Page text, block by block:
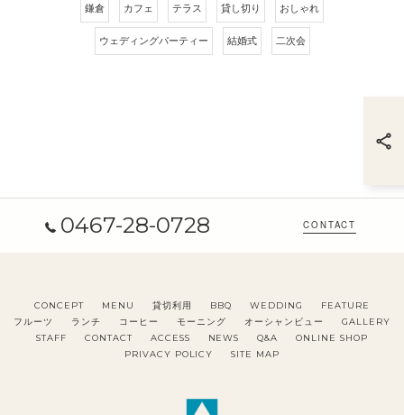
鎌倉 カフェ テラス 貸し切り おしゃれ
ウェディングパーティー 結婚式 二次会
0467-28-0728 CONTACT
CONCEPT MENU 貸切利用 BBQ WEDDING
FEATURE
フルーツ
ランチ コーヒー モーニング オーシャンビュー
GALLERY
STAFF
CONTACT ACCESS NEWS Q&A
ONLINE SHOP
PRIVACY POLICY
SITE MAP